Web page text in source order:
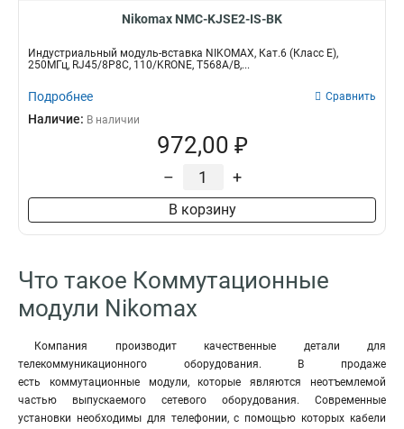
Nikomax NMC-KJSE2-IS-BK
Индустриальный модуль-вставка NIKOMAX, Кат.6 (Класс E),
250МГц, RJ45/8P8C, 110/KRONE, T568A/B,...
Подробнее Сравнить
Наличие: В наличии
972,00 ₽
– +
В корзину
Что такое Коммутационные
модули Nikomax
Компания производит качественные детали для
телекоммуникационного оборудования. В продаже
есть коммутационные модули, которые являются неотъемлемой
частью выпускаемого сетевого оборудования. Современные
установки необходимы для телефонии, с помощью которых кабели